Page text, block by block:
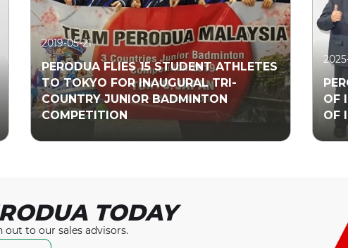
2019-05-21
PERODUA FLIES 15 STUDENT ATHLETES
TO TOKYO FOR INAUGURAL TRI-
COUNTRY JUNIOR BADMINTON
COMPETITION
Read More
OF
OF
TODAY
out to our sales advisors.